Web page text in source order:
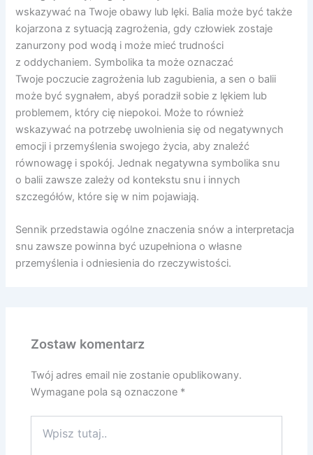
wskazywać na Twoje obawy lub lęki. Balia może być także
kojarzona z sytuacją zagrożenia, gdy człowiek zostaje
zanurzony pod wodą i może mieć trudności
z oddychaniem. Symbolika ta może oznaczać
Twoje poczucie zagrożenia lub zagubienia, a sen o balii
może być sygnałem, abyś poradził sobie z lękiem lub
problemem, który cię niepokoi. Może to również
wskazywać na potrzebę uwolnienia się od negatywnych
emocji i przemyślenia swojego życia, aby znaleźć
równowagę i spokój. Jednak negatywna symbolika snu
o balii zawsze zależy od kontekstu snu i innych
szczegółów, które się w nim pojawiają.
Sennik przedstawia ogólne znaczenia snów a interpretacja
snu zawsze powinna być uzupełniona o własne
przemyślenia i odniesienia do rzeczywistości.
Zostaw komentarz
Twój adres email nie zostanie opublikowany.
Wymagane pola są oznaczone *
tutaj..